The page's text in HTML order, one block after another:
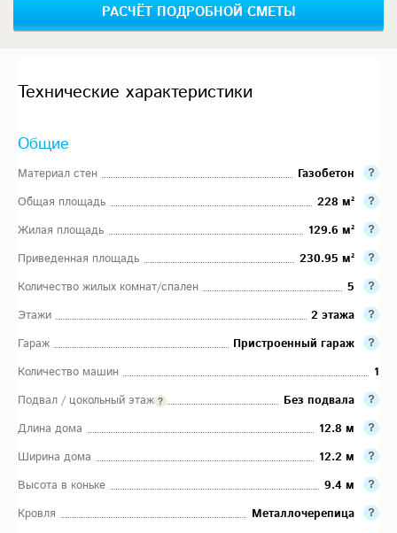
РАСЧЁТ ПОДРОБНОЙ СМЕТЫ
Технические характеристики
Общие
Материал стен
Газобетон
Общая площадь
228 м²
Жилая площадь
129.6 м²
Приведенная площадь
230.95 м²
Количество жилых комнат/спален
5
Этажи
2 этажа
Гараж
Пристроенный гараж
Количество машин
1
Подвал / цокольный этаж
Без подвала
Длина дома
12.8 м
Ширина дома
12.2 м
Высота в коньке
9.4 м
Кровля
Металлочерепица